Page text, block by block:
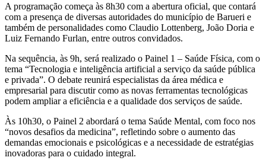
A programação começa às 8h30 com a abertura oficial, que contará
com a presença de diversas autoridades do município de Barueri e
também de personalidades como Claudio Lottenberg, João Doria e
Luiz Fernando Furlan, entre outros convidados.
Na sequência, às 9h, será realizado o Painel 1 – Saúde Física, com o
tema “Tecnologia e inteligência artificial a serviço da saúde pública
e privada”. O debate reunirá especialistas da área médica e
empresarial para discutir como as novas ferramentas tecnológicas
podem ampliar a eficiência e a qualidade dos serviços de saúde.
Às 10h30, o Painel 2 abordará o tema Saúde Mental, com foco nos
“novos desafios da medicina”, refletindo sobre o aumento das
demandas emocionais e psicológicas e a necessidade de estratégias
inovadoras para o cuidado integral.